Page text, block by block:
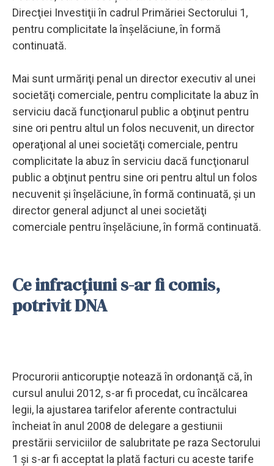
Direcţiei Investiţii în cadrul Primăriei Sectorului 1,
pentru complicitate la înşelăciune, în formă
continuată.
Mai sunt urmăriţi penal un director executiv al unei
societăţi comerciale, pentru complicitate la abuz în
serviciu dacă funcţionarul public a obţinut pentru
sine ori pentru altul un folos necuvenit, un director
operaţional al unei societăţi comerciale, pentru
complicitate la abuz în serviciu dacă funcţionarul
public a obţinut pentru sine ori pentru altul un folos
necuvenit şi înşelăciune, în formă continuată, şi un
director general adjunct al unei societăţi
comerciale pentru înşelăciune, în formă continuată.
Ce infracțiuni s-ar fi comis,
potrivit DNA
Procurorii anticorupţie notează în ordonanţă că, în
cursul anului 2012, s-ar fi procedat, cu încălcarea
legii, la ajustarea tarifelor aferente contractului
încheiat în anul 2008 de delegare a gestiunii
prestării serviciilor de salubritate pe raza Sectorului
1 şi s-ar fi acceptat la plată facturi cu aceste tarife